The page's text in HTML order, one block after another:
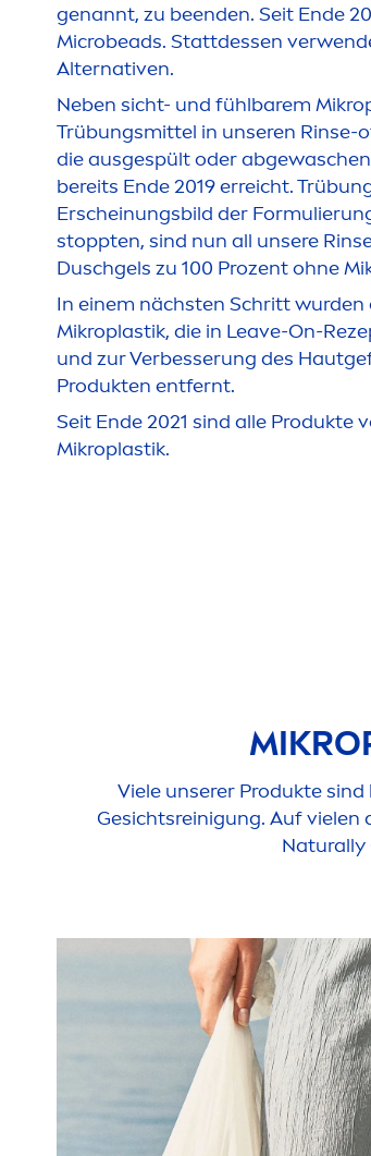
genannt, zu beenden. Seit Ende
Microbeads. Stattdessen
Alternativen.
Neben sicht- und fühlbarem
Trübungsmittel in unseren Rinse-
die ausgespült oder
bereits Ende 2019 erreicht.
Erscheinungsbild der
stoppten, sind nun all unsere
Duschgels zu 100 Prozent ohne
In einem nächsten Schritt
Mikroplastik, die in Leave-On-
und zur Verbesserung des
Produkten entfernt.
Seit Ende 2021 sind alle Produkte
Mikroplastik.
Viele unserer Produkte
Gesichtsreinigung. Auf
Naturally